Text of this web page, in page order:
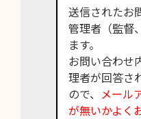
送信されたお
管理者（監督
ます。
お問い合わせ
理者が回答さ
ので、 メール
が無いかよく